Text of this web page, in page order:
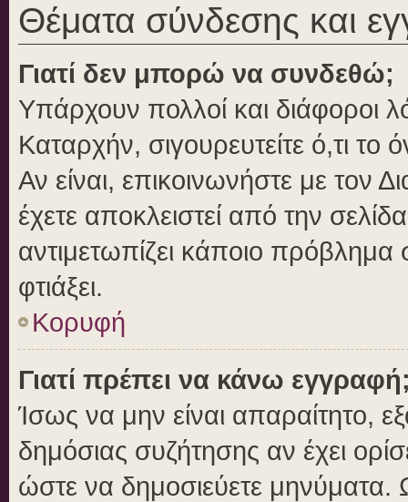
Θέματα σύνδεσης και
Γιατί δεν μπορώ να συνδεθώ;
Υπάρχουν πολλοί και διάφοροι
Καταρχήν, σιγουρευτείτε ό,τι
Αν είναι, επικοινωνήστε με τον
έχετε αποκλειστεί από την
αντιμετωπίζει κάποιο πρόβλημα
φτιάξει.
Κορυφή
Γιατί πρέπει να κάνω
Ίσως να μην είναι απαραίτητο,
δημόσιας συζήτησης αν έχει
ώστε να δημοσιεύετε μηνύματα.